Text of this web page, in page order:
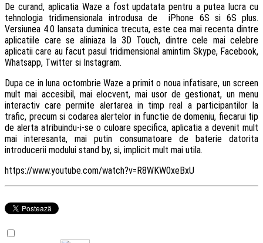
De curand, aplicatia Waze a fost updatata pentru a putea lucra cu
tehnologia tridimensionala introdusa de iPhone 6S si 6S plus.
Versiunea 4.0 lansata duminica trecuta, este cea mai recenta dintre
aplicatiile care se aliniaza la 3D Touch, dintre cele mai celebre
aplicatii care au facut pasul tridimensional amintim Skype, Facebook,
Whatsapp, Twitter si Instagram.
Dupa ce in luna octombrie Waze a primit o noua infatisare, un screen
mult mai accesibil, mai elocvent, mai usor de gestionat, un menu
interactiv care permite alertarea in timp real a participantilor la
trafic, precum si codarea alertelor in functie de domeniu, fiecarui tip
de alerta atribuindu-i-se o culoare specifica, aplicatia a devenit mult
mai interesanta, mai putin consumatoare de baterie datorita
introducerii modului stand by, si, implicit mult mai utila.
https://www.youtube.com/watch?v=R8WKW0xeBxU